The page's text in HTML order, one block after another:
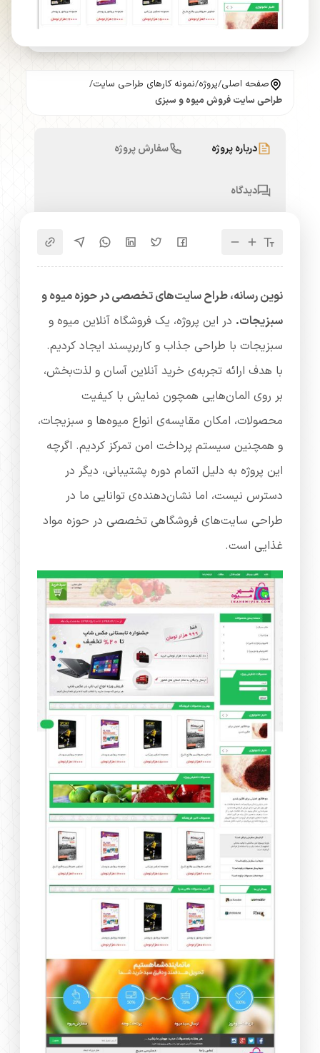
صفحه اصلی/پروژه/نمونه کارهای طراحی سایت/
طراحی سایت فروش میوه و سبزی
درباره پروژه سفارش پروژه
دیدگاه
نوین رسانه، طراح سایت‌های تخصصی در حوزه میوه و
سبزیجات. در این پروژه، یک فروشگاه آنلاین میوه و
سبزیجات با طراحی جذاب و کاربرپسند ایجاد کردیم.
با هدف ارائه تجربه‌ی خرید آنلاین آسان و لذت‌بخش،
بر روی المان‌هایی همچون نمایش با کیفیت
محصولات، امکان مقایسه‌ی انواع میوه‌ها و سبزیجات،
و همچنین سیستم پرداخت امن تمرکز کردیم. اگرچه
این پروژه به دلیل اتمام دوره پشتیبانی، دیگر در
دسترس نیست، اما نشان‌دهنده‌ی توانایی ما در
طراحی سایت‌های فروشگاهی تخصصی در حوزه مواد
غذایی است.